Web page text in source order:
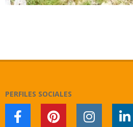
PERFILES SOCIALES